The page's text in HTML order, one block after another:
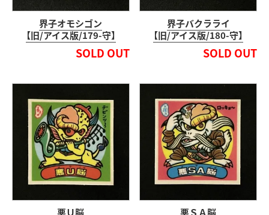
界子オモシゴン
【旧/アイス版/179-守】
SOLD OUT
界子バクラライ
【旧/アイス版/180-守】
SOLD OUT